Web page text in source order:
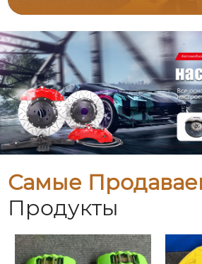
Самые
Продукты